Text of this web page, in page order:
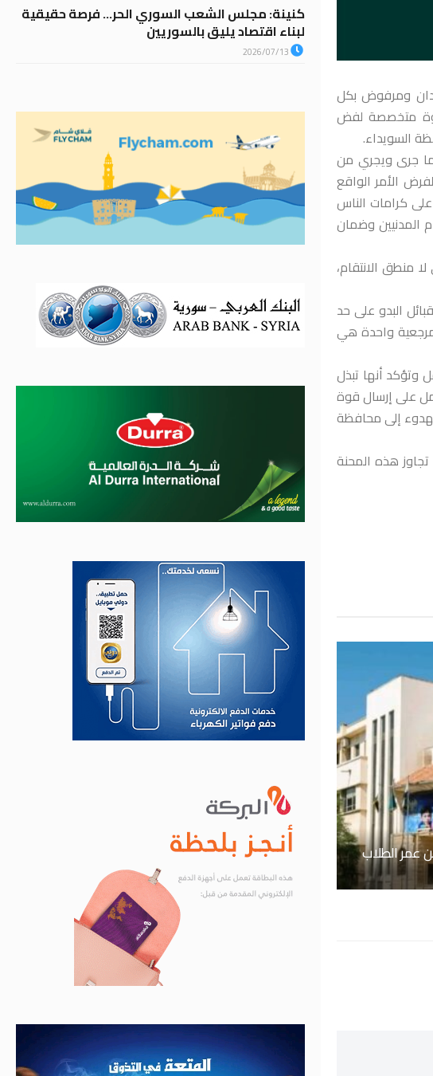
ومرفوض بكل
قوة متخصصة لفض
السويداء.
ما جرى ويجري من
الأمر الواقع
كرامات الناس
المدنيين وضمان
منطق الانتقام،
البدو على حد
واحدة هي
وتؤكد أنها تبذل
على إرسال قوة
إلى محافظة
هذه المحنة
كنينة: مجلس الشعب السوري الحر… فرصة حقيقية
لبناء اقتصاد يليق بالسوريين
2026/07/13